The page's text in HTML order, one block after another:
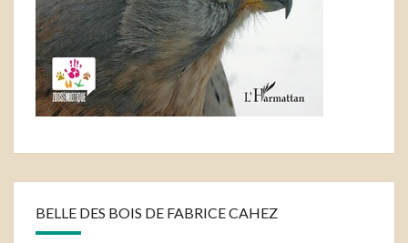
BELLE DES BOIS DE FABRICE CAHEZ